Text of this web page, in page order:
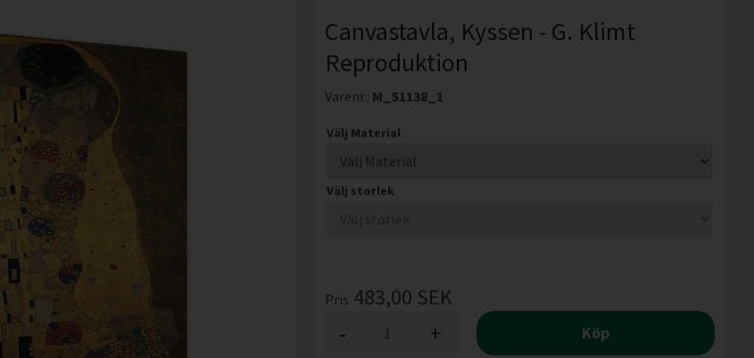
Canvastavla, Kyssen - G. Klimt
Reproduktion
Varenr.: M_51138_1
Välj Material
Välj storlek
Pris 483,00 SEK
+
- Köp